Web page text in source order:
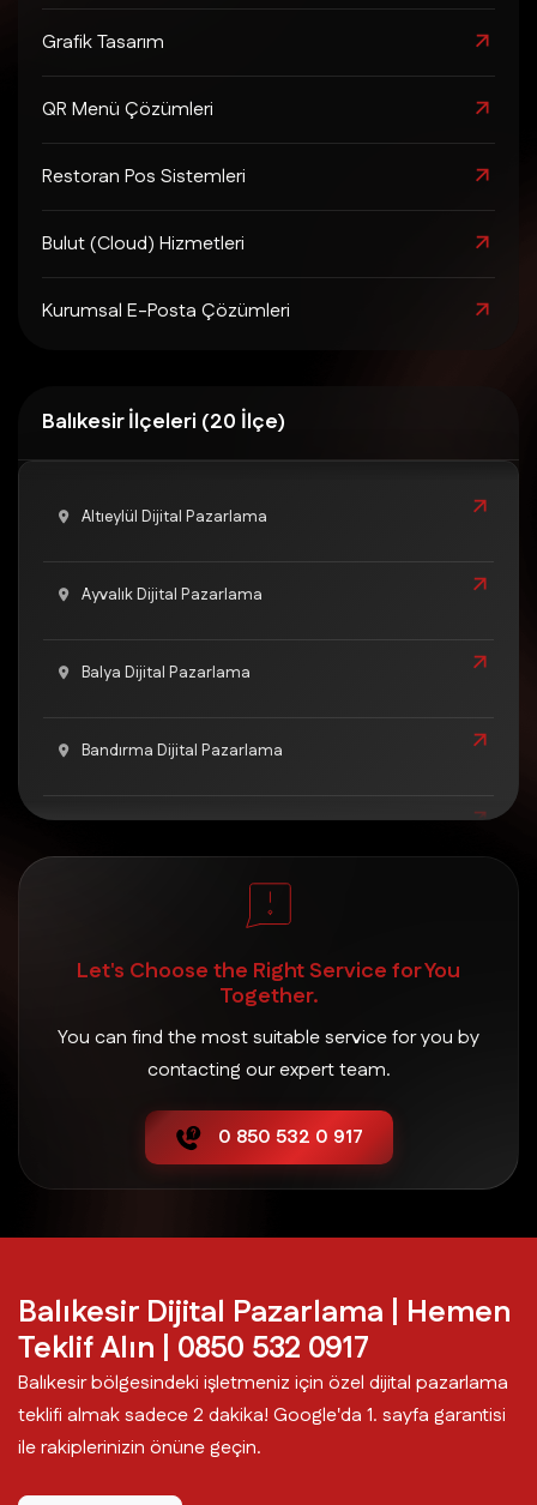
Grafik Tasarım
QR Menü Çözümleri
Restoran Pos Sistemleri
Bulut (Cloud) Hizmetleri
Kurumsal E-Posta Çözümleri
Balıkesir İlçeleri (20 İlçe)
Altıeylül Dijital Pazarlama
Ayvalık Dijital Pazarlama
Balya Dijital Pazarlama
Bandırma Dijital Pazarlama
Burhaniye Dijital Pazarlama
Dursunbey Dijital Pazarlama
Edremit Dijital Pazarlama
Erdek Dijital Pazarlama
Gönen Dijital Pazarlama
Havran Dijital Pazarlama
İvrindi Dijital Pazarlama
Let's Choose the Right Service for You
Together.
You can find the most suitable service for you by
contacting our expert team.
0 850 532 0 917
Balıkesir Dijital Pazarlama | Hemen
Teklif Alın | 0850 532 0917
Balıkesir bölgesindeki işletmeniz için özel dijital pazarlama
teklifi almak sadece 2 dakika! Google'da 1. sayfa garantisi
ile rakiplerinizin önüne geçin.